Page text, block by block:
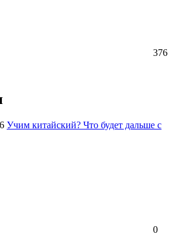
376
Учим китайский? Что будет дальше с
0